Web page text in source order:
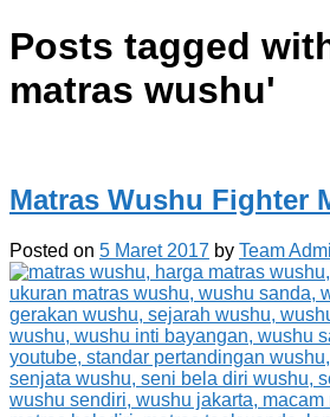
Posts tagged
matras wushu'
Matras Wushu Fighter
Posted on 5 Maret 2017 by Team